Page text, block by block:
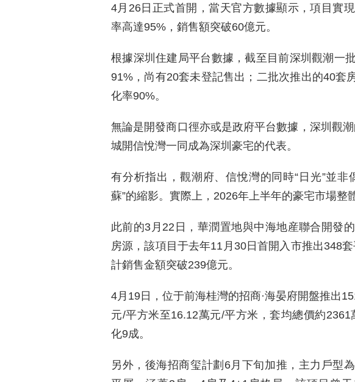
4月26日正式首開，當天官方數據顯示，項目實
率高達95%，銷售額突破60億元。
根據深圳住建局平台數據，截至目前深圳觀潮一
91%，尚有20套未登記售出；二批次推出的40套
化率90%。
無論是開發商口徑亦或是政府平台數據，深圳觀
城開信悅灣一同成為深圳豪宅的代表。
有分析指出，觀潮府、信悅灣的同時“日光”並非
蘇”的縮影。實際上，2026年上半年的豪宅市場整
此前的3月22日，華潤置地與中海地産聯合開發
房源，該項目于去年11月30日首開入市推出348
計銷售金額突破239億元。
4月19日，位于前海桂灣的招商·海晏府開盤推出
元/平方米至16.12萬元/平方米，套均總價約
化9成。
另外，後海招商玺計劃6月下旬加推，主力戶型